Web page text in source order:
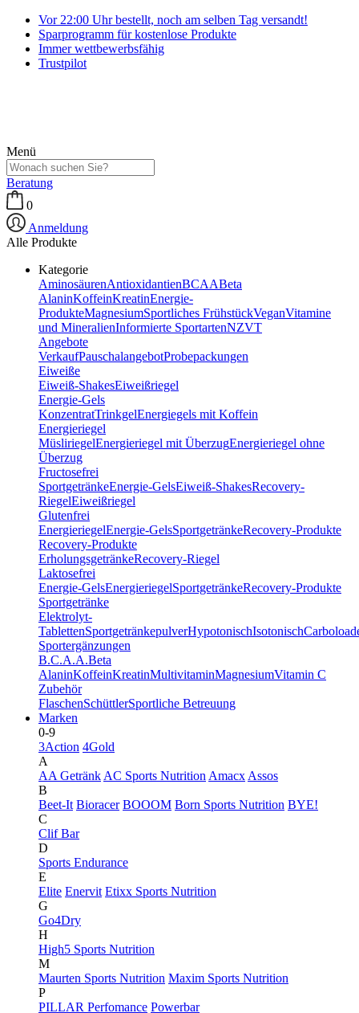
Vor 22:00 Uhr bestellt, noch am selben Tag versandt!
Sparprogramm für kostenlose Produkte
Immer wettbewerbsfähig
Trustpilot
Menü
Beratung
0
Anmeldung
Alle Produkte
Kategorie
AminosäurenAntioxidantienBCAABeta
AlaninKoffeinKreatinEnergie-
ProdukteMagnesiumSportliches FrühstückVeganVitamine
und MineralienInformierte SportartenNZVT
Angebote
VerkaufPauschalangebotProbepackungen
Eiweiße
Eiweiß-ShakesEiweißriegel
Energie-Gels
KonzentratTrinkgelEnergiegels mit Koffein
Energieriegel
MüsliriegelEnergieriegel mit ÜberzugEnergieriegel ohne
Überzug
Fructosefrei
SportgetränkeEnergie-GelsEiweiß-ShakesRecovery-
RiegelEiweißriegel
Glutenfrei
EnergieriegelEnergie-GelsSportgetränkeRecovery-Produkte
Recovery-Produkte
ErholungsgetränkeRecovery-Riegel
Laktosefrei
Energie-GelsEnergieriegelSportgetränkeRecovery-Produkte
Sportgetränke
Elektrolyt-
TablettenSportgetränkepulverHypotonischIsotonisch
Sportergänzungen
B.C.A.A.Beta
AlaninKoffeinKreatinMultivitaminMagnesiumVitamin C
Zubehör
FlaschenSchüttlerSportliche Betreuung
Marken
0-9
3Action 4Gold
A
AA Getränk AC Sports Nutrition Amacx Assos
B
Beet-It Bioracer BOOOM Born Sports Nutrition BYE!
C
Clif Bar
D
Sports Endurance
E
Elite Enervit Etixx Sports Nutrition
G
Go4Dry
H
High5 Sports Nutrition
M
Maurten Sports Nutrition Maxim Sports Nutrition
P
PILLAR Perfomance Powerbar